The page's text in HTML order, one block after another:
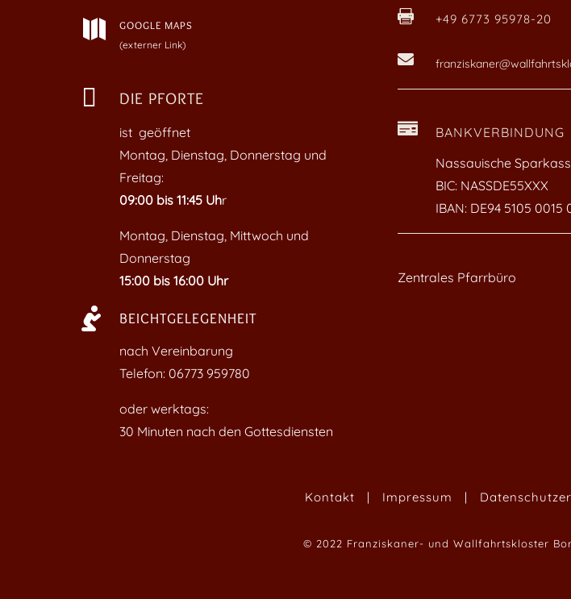
 GOOGLE MAPS
(externer Link)
 DIE PFORTE
ist geöffnet
Montag, Dienstag, Donnerstag und
Freitag:
09:00 bis 11:45 Uhr
Montag, Dienstag, Mittwoch und
Donnerstag
15:00 bis 16:00 Uhr
 BEICHTGELEGENHEIT
nach Vereinbarung
Telefon: 06773 959780
oder werktags:
30 Minuten nach den Gottesdiensten
 +49 6773 95978-20


BANKVERBINDUNG
Nassauische
BIC: NASSDE55XXX
IBAN: DE94 5105 0015
Zentrales Pfarrbüro
Kontakt | Impressum |
© 2022 Franziskaner- und Wallfahrtskloster